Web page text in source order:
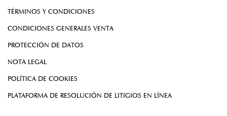
TÉRMINOS Y CONDICIONES
CONDICIONES GENERALES VENTA
PROTECCIÓN DE DATOS
NOTA LEGAL
POLÍTICA DE COOKIES
PLATAFORMA DE RESOLUCIÓN DE LITIGIOS EN LÍNEA